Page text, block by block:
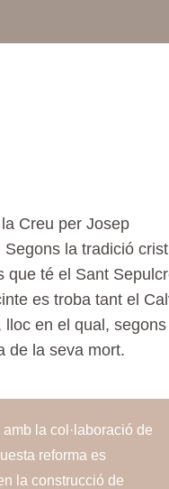
Creu per Josep
Segons la tradició
que té el Sant
es troba tant el
lloc en el qual,
de la seva mort.
la col·laboració de
reforma es
la construcció de